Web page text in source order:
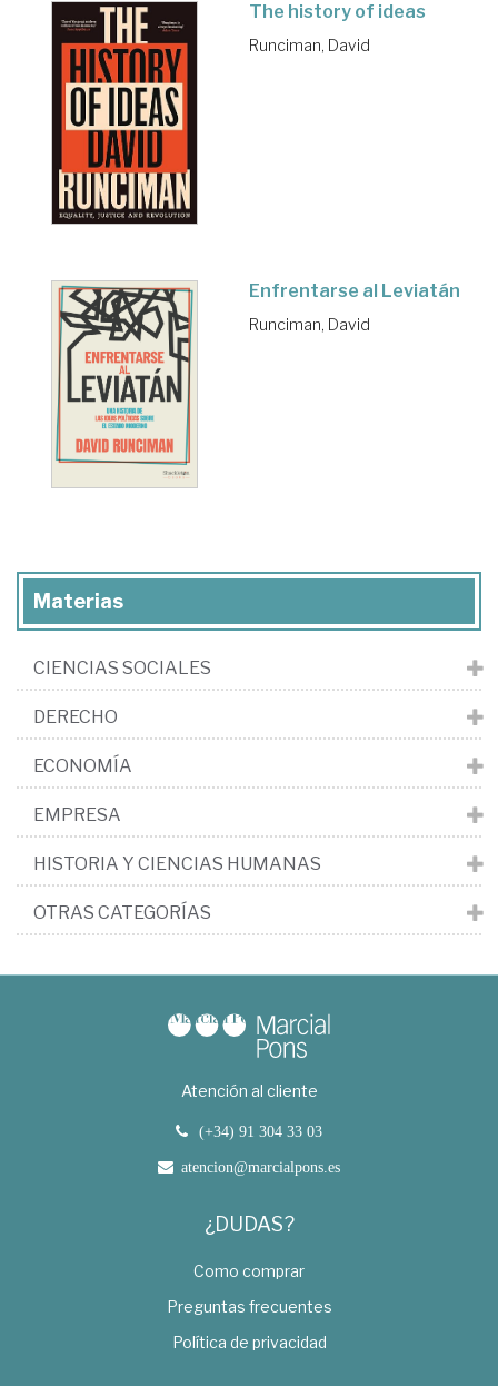
The history of ideas
Runciman, David
Enfrentarse al Leviatán
Runciman, David
Materias
CIENCIAS SOCIALES
DERECHO
ECONOMÍA
EMPRESA
HISTORIA Y CIENCIAS HUMANAS
OTRAS CATEGORÍAS
Atención al cliente
(+34) 91 304 33 03
atencion@marcialpons.es
¿DUDAS?
Como comprar
Preguntas frecuentes
Política de privacidad